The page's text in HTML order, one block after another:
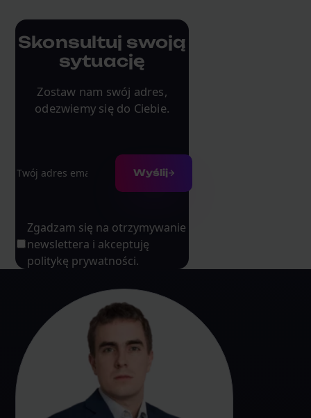
Skonsultuj swoją
sytuację
Zostaw nam swój adres,
odezwiemy się do Ciebie.
Wyślij
Zgadzam się na otrzymywanie
newslettera i akceptuję
politykę prywatności.